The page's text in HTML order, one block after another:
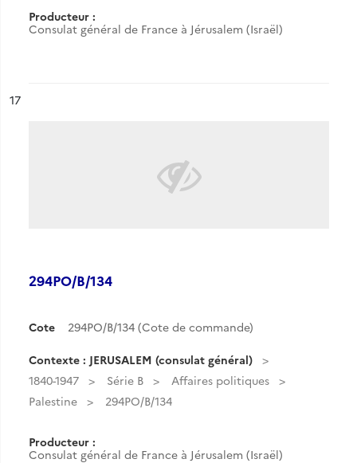
Producteur :
Consulat général de France à Jérusalem (Israël)
n°
17
294PO/B/134
Cote 294PO/B/134 (Cote de commande)
Contexte : JERUSALEM (consulat général)
1840-1947
Série B
Affaires politiques
Palestine
294PO/B/134
Producteur :
Consulat général de France à Jérusalem (Israël)